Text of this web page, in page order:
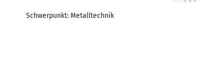
Schwerpunkt: Metalltechnik